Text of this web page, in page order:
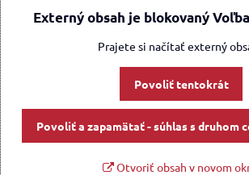
Externý obsah je blokovaný
Prajete si načítať externý
Povoliť tentokrát
Povoliť a zapamätať - súhlas s druhom
Otvoriť obsah v novom